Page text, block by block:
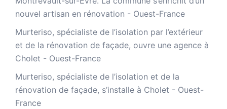
nouvel artisan en rénovation - Ouest-France
Murteriso, spécialiste de l’isolation par l’extérieur
et de la rénovation de façade, ouvre une agence à
Cholet - Ouest-France
Murteriso, spécialiste de l’isolation et de la
rénovation de façade, s’installe à Cholet - Ouest-
France